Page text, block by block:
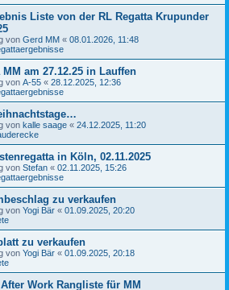
Liste von der RL Regatta Krupunder
von Gerd MM « 08.01.2026, 11:48
MM am 27.12.25 in Lauffen
von A-55 « 28.12.2025, 12:36
von kalle saage « 24.12.2025, 11:20
in Köln, 02.11.2025
von Stefan « 02.11.2025, 15:26
zu verkaufen
von Yogi Bär « 01.09.2025, 20:20
zu verkaufen
von Yogi Bär « 01.09.2025, 20:18
After Work Rangliste für MM